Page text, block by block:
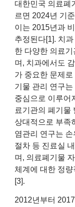
대한민국 의료폐
르면 2024년 기
이는 2015년과
추정된다[1]. 치
한 다양한 의료
며, 치과에서도
가 중요한 문제
기물 관리 연구
중심으로 이루어
료기관의 폐기물
상대적으로 부족
염관리 연구는
절차 등 진료실
며, 의료폐기물
체계에 대한 정
[3].
2012년부터